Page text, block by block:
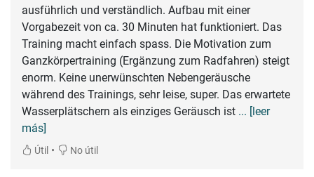
ausführlich und verständlich. Aufbau mit einer
Vorgabezeit von ca. 30 Minuten hat funktioniert. Das
Training macht einfach spass. Die Motivation zum
Ganzkörpertraining (Ergänzung zum Radfahren) steigt
enorm. Keine unerwünschten Nebengeräusche
während des Trainings, sehr leise, super. Das erwartete
Wasserplätschern als einziges Geräusch ist ... [leer
más]
Útil • No útil